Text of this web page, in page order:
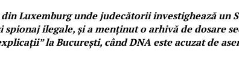
Luxemburg unde judecătorii investighează un
ilegale, și a menținut o arhivă de dosare
la București, când DNA este acuzat de